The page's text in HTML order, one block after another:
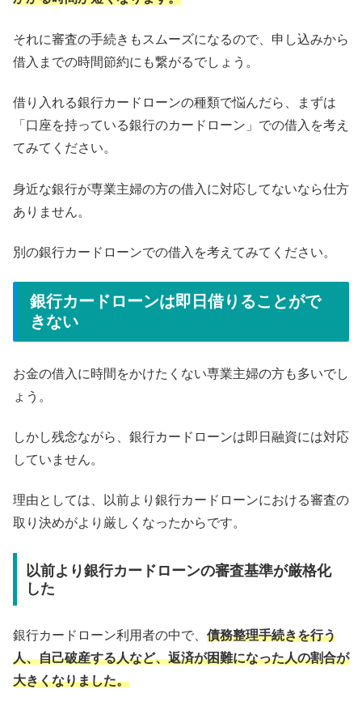
それに審査の手続きもスムーズになるので、申し込みから
借入までの時間節約にも繋がるでしょう。
借り入れる銀行カードローンの種類で悩んだら、まずは
「口座を持っている銀行のカードローン」での借入を考え
てみてください。
身近な銀行が専業主婦の方の借入に対応してないなら仕方
ありません。
別の銀行カードローンでの借入を考えてみてください。
銀行カードローンは即日借りることがで
きない
お金の借入に時間をかけたくない専業主婦の方も多いでし
ょう。
しかし残念ながら、銀行カードローンは即日融資には対応
していません。
理由としては、以前より銀行カードローンにおける審査の
取り決めがより厳しくなったからです。
以前より銀行カードローンの審査基準が厳格化
した
銀行カードローン利用者の中で、 債務整理手続きを行う
人、自己破産する人など、返済が困難になった人の割合が
大きくなりました。